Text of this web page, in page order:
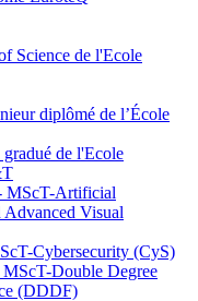
Science de l'Ecole
diplômé de l’École
de l'Ecole
MScT-Artificial
Advanced Visual
Cybersecurity (CyS)
Double Degree
(DDDF)